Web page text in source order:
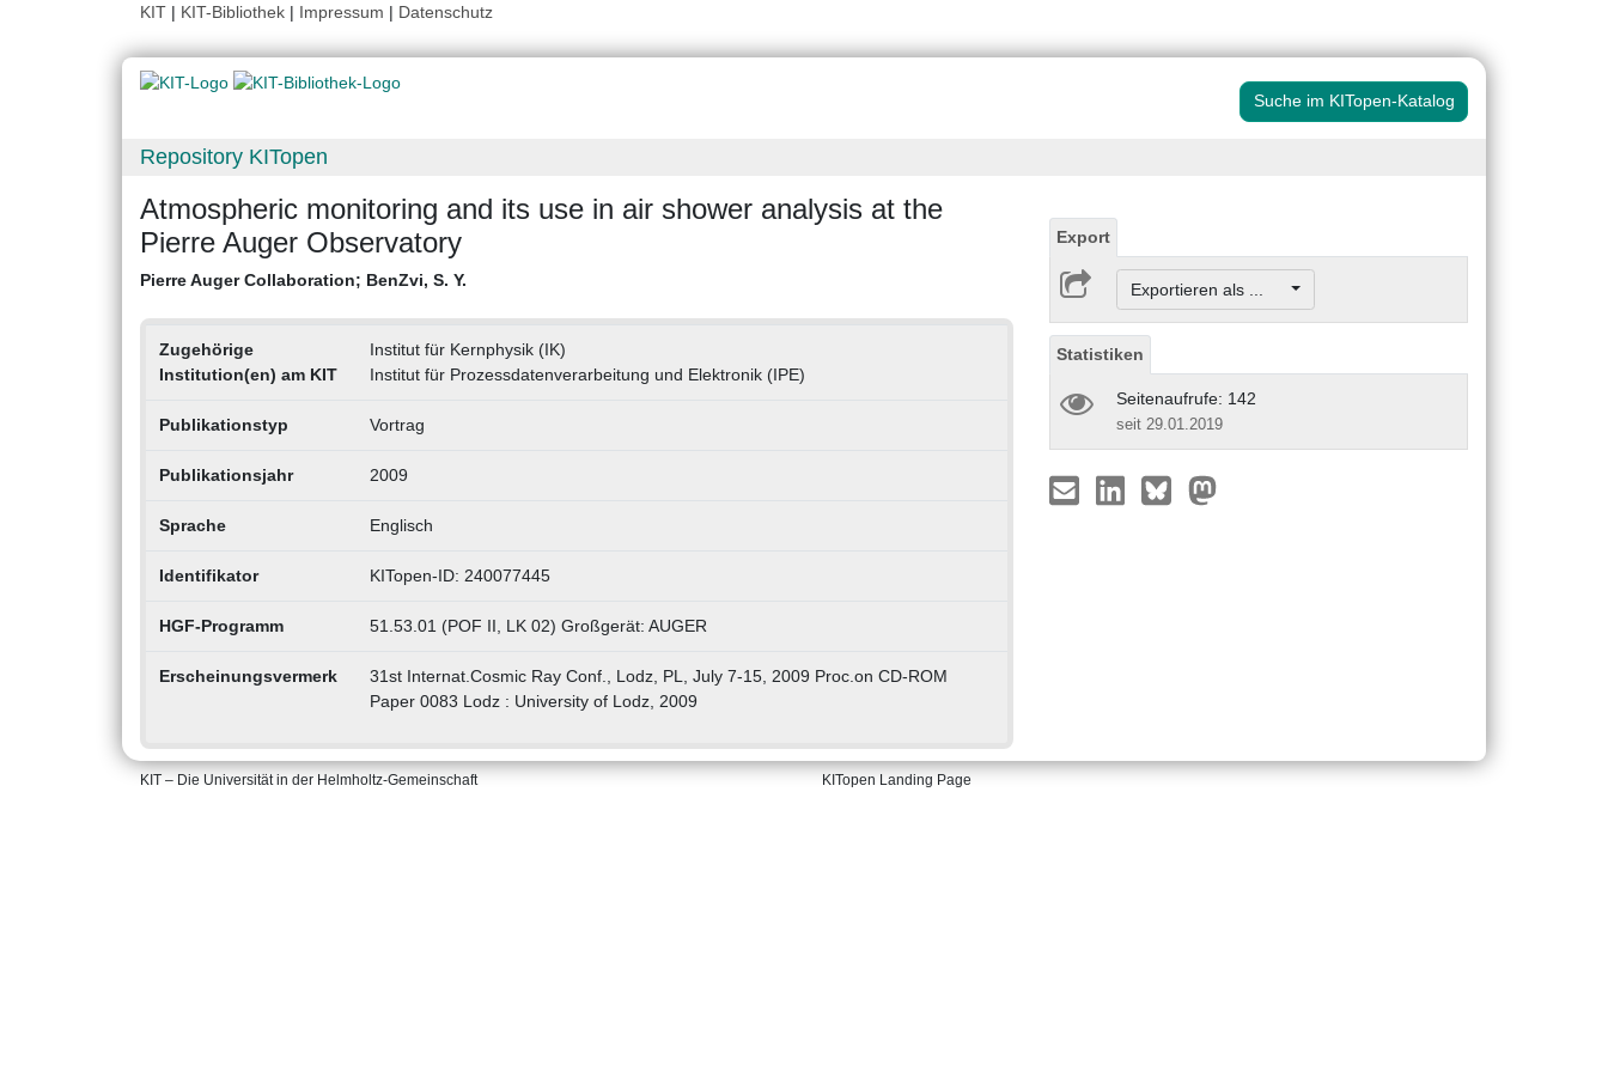
KIT | KIT-Bibliothek | Impressum | Datenschutz
Suche im KITopen-Katalog
Repository KITopen
Atmospheric monitoring and its use in air shower analysis at the
Pierre Auger Observatory
Pierre Auger Collaboration; BenZvi, S. Y.
Zugehörige
Institution(en) am KIT
Institut für Kernphysik (IK)
Institut für Prozessdatenverarbeitung und Elektronik (IPE)
Publikationstyp Vortrag
Publikationsjahr 2009
Sprache Englisch
Identifikator KITopen-ID: 240077445
HGF-Programm 51.53.01 (POF II, LK 02) Großgerät: AUGER
Erscheinungsvermerk
31st Internat.Cosmic Ray Conf., Lodz, PL, July 7-15, 2009 Proc.on CD-ROM
Paper 0083 Lodz : University of Lodz, 2009
Export
Exportieren als ...
Statistiken
Seitenaufrufe: 142
seit 29.01.2019
KIT – Die Universität in der Helmholtz-Gemeinschaft KITopen Landing Page